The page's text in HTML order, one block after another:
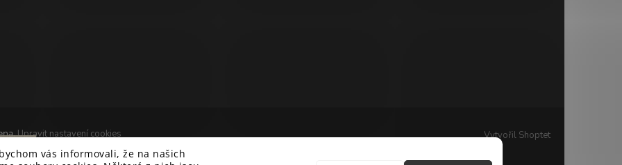
vás informovali, že na našich
Vytvořil Shoptet
Upravit nastavení cookies